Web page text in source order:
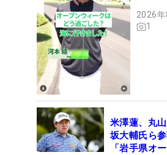
2026
1
米澤蓮、丸
坂大輔氏ら
「岩手県オ